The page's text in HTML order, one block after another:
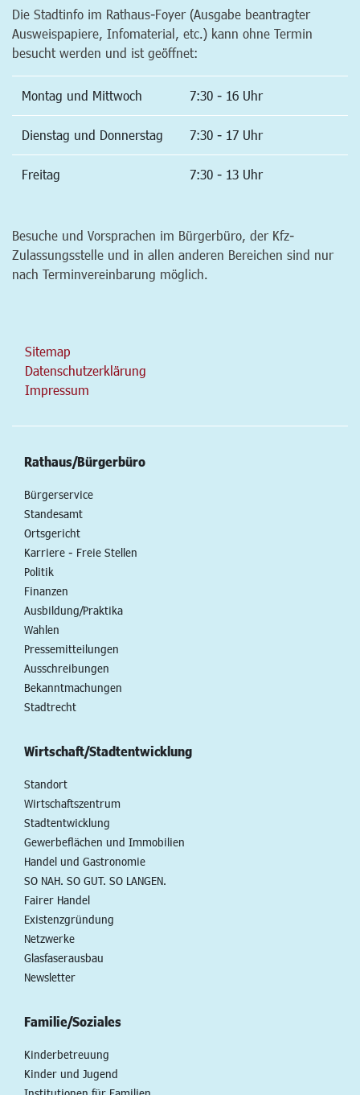
Die Stadtinfo im Rathaus-Foyer (Ausgabe beantragter
Ausweispapiere, Infomaterial, etc.) kann ohne Termin
besucht werden und ist geöffnet:
Montag und Mittwoch 7:30 - 16 Uhr
Dienstag und Donnerstag 7:30 - 17 Uhr
Freitag 7:30 - 13 Uhr
Besuche und Vorsprachen im Bürgerbüro, der Kfz-
Zulassungsstelle und in allen anderen Bereichen sind nur
nach Terminvereinbarung möglich.
Sitemap
Datenschutzerklärung
Impressum
Rathaus/Bürgerbüro
Bürgerservice
Standesamt
Ortsgericht
Karriere - Freie Stellen
Politik
Finanzen
Ausbildung/Praktika
Wahlen
Pressemitteilungen
Ausschreibungen
Bekanntmachungen
Stadtrecht
Wirtschaft/Stadtentwicklung
Standort
Wirtschaftszentrum
Stadtentwicklung
Gewerbeflächen und Immobilien
Handel und Gastronomie
SO NAH. SO GUT. SO LANGEN.
Fairer Handel
Existenzgründung
Netzwerke
Glasfaserausbau
Newsletter
Familie/Soziales
Kinderbetreuung
Kinder und Jugend